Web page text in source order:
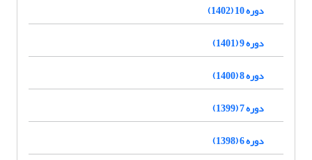
دوره 10 (1402)
دوره 9 (1401)
دوره 8 (1400)
دوره 7 (1399)
دوره 6 (1398)